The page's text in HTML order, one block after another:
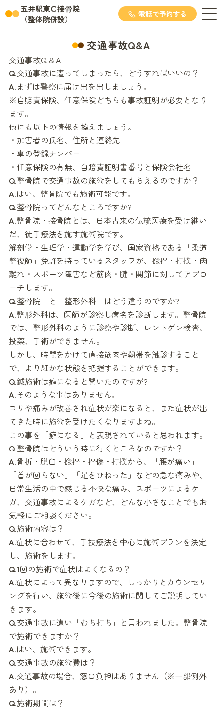
五井駅東口接骨院
（整体院併設）
電話で予約する
交通事故Q&A
交通事故Q & A
Q.交通事故に遭ってしまったら、どうすればいいの？
A.まずは警察に届け出を出しましょう。
※自賠責保険、任意保険どちらも事故証明が必要となり
ます。
他にも以下の情報を控えましょう。
・加害者の氏名、住所と連絡先
・車の登録ナンバー
・任意保険の有無、自賠責証明書番号と保険会社名
Q.整骨院で交通事故の施術をしてもらえるのですか？
A.はい、整骨院でも施術可能です。
Q.整骨院ってどんなところですか?
A.整骨院・接骨院とは、日本古来の伝統医療を受け継い
だ、徒手療法を施す施術院です。
解剖学・生理学・運動学を学び、国家資格である「柔道
整復師」免許を持っているスタッフが、捻挫・打撲・肉
離れ・スポーツ障害など筋肉・腱・関節に対してアプロ
ーチします。
Q.整骨院 と 整形外科 はどう違うのですか?
A.整形外科は、医師が診察し病名を診断します。整骨院
では、整形外科のように診察や診断、レントゲン検査、
投薬、手術ができません。
しかし、時間をかけて直接筋肉や靭帯を触診すること
で、より細かな状態を把握することができます。
Q.鍼施術は癖になると聞いたのですが?
A.そのような事はありません。
コリや痛みが改善され症状が楽になると、また症状が出
てきた時に施術を受けたくなりますよね。
この事を「癖になる」と表現されていると思われます。
Q.整骨院はどういう時に行くところなのですか？
A.骨折・脱臼・捻挫・挫傷・打撲から、「腰が痛い」
「首が回らない」「足をひねった」などの急な痛みや、
日常生活の中で感じる不快な痛み、スポーツによるケ
ガ、交通事故によるケガなど、どんな小さなことでもお
気軽にご相談ください。
Q.施術内容は？
A.症状に合わせて、手技療法を中心に施術プランを決定
し、施術をします。
Q.1回の施術で症状はよくなるの？
A.症状によって異なりますので、しっかりとカウンセリ
ングを行い、施術後に今後の施術に関してご説明してい
きます。
Q.交通事故に遭い「むち打ち」と言われました。整骨院
で施術できますか？
A.はい、施術できます。
Q.交通事故の施術費は？
A.交通事故の場合、窓口負担はありません（※一部例外
あり）。
Q.施術期間は？